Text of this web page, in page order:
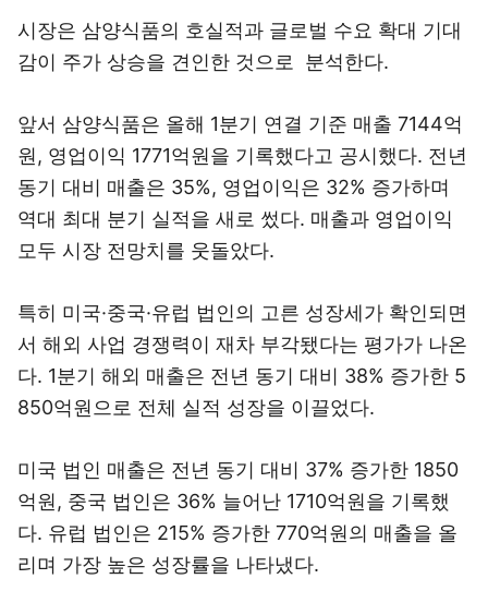
시장은 삼양식품의 호실적과 글로벌 수요 확대 기대
감이 주가 상승을 견인한 것으로 분석한다.
앞서 삼양식품은 올해 1분기 연결 기준 매출 7144억
원, 영업이익 1771억원을 기록했다고 공시했다. 전년
동기 대비 매출은 35%, 영업이익은 32% 증가하며
역대 최대 분기 실적을 새로 썼다. 매출과 영업이익
모두 시장 전망치를 웃돌았다.
특히 미국·중국·유럽 법인의 고른 성장세가 확인되면
서 해외 사업 경쟁력이 재차 부각됐다는 평가가 나온
다. 1분기 해외 매출은 전년 동기 대비 38% 증가한 5
850억원으로 전체 실적 성장을 이끌었다.
미국 법인 매출은 전년 동기 대비 37% 증가한 1850
억원, 중국 법인은 36% 늘어난 1710억원을 기록했
다. 유럽 법인은 215% 증가한 770억원의 매출을 올
리며 가장 높은 성장률을 나타냈다.